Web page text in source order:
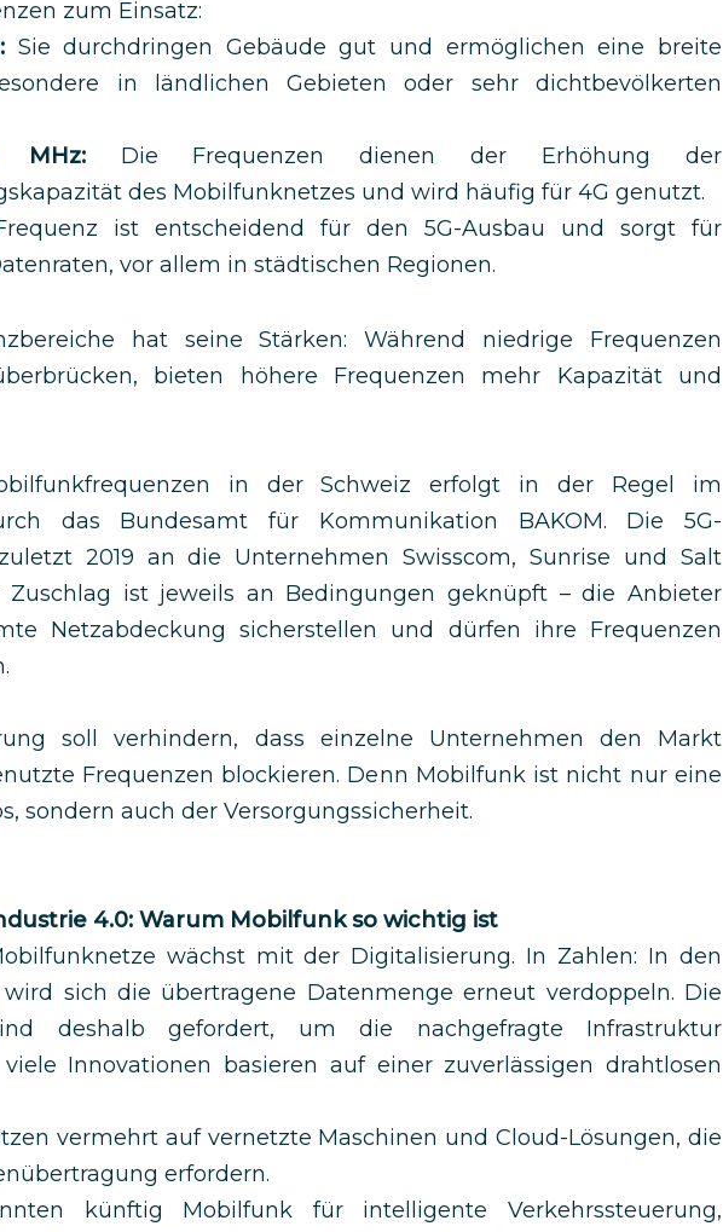
zum Einsatz:
Sie durchdringen Gebäude gut und ermöglichen eine breite
in ländlichen Gebieten oder sehr dichtbevölkerten
Die Frequenzen dienen der Erhöhung der
des Mobilfunknetzes und wird häufig für 4G genutzt.
ist entscheidend für den 5G-Ausbau und sorgt für
vor allem in städtischen Regionen.
hat seine Stärken: Während niedrige Frequenzen
bieten höhere Frequenzen mehr Kapazität und
in der Schweiz erfolgt in der Regel im
das Bundesamt für Kommunikation BAKOM. Die 5G-
2019 an die Unternehmen Swisscom, Sunrise und Salt
Zuschlag ist jeweils an Bedingungen geknüpft – die Anbieter
Netzabdeckung sicherstellen und dürfen ihre Frequenzen
soll verhindern, dass einzelne Unternehmen den Markt
Frequenzen blockieren. Denn Mobilfunk ist nicht nur eine
sondern auch der Versorgungssicherheit.
4.0: Warum Mobilfunk so wichtig ist
wächst mit der Digitalisierung. In Zahlen: In den
sich die übertragene Datenmenge erneut verdoppeln. Die
deshalb gefordert, um die nachgefragte Infrastruktur
Innovationen basieren auf einer zuverlässigen drahtlosen
vermehrt auf vernetzte Maschinen und Cloud-Lösungen, die
erfordern.
künftig Mobilfunk für intelligente Verkehrssteuerung,